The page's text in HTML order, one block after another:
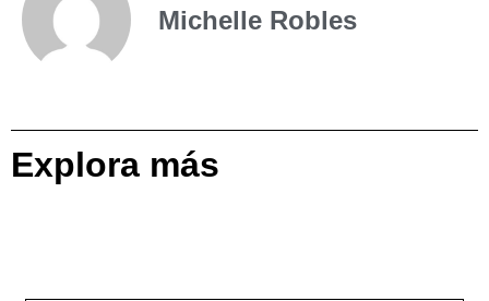
Michelle Robles
Explora más